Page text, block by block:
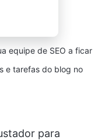
equipe de SEO a ficar
e tarefas do blog no
para